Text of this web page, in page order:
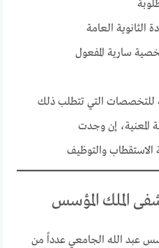
العامة
سارية المفعول
للتخصصات التي تتطلب ذلك
المعنية، إن وجدت
الاستقطاب والتوظيف
الملك المؤسس
عبد الله الجامعي عدداً من